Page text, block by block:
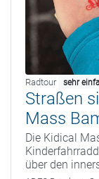
Radtour sehr
Straßen
Mass
Die Kidical
über den